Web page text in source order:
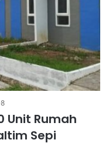
Unit Rumah
Sepi